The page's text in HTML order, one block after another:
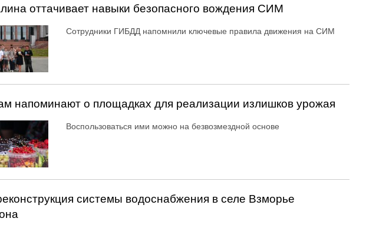
оттачивает навыки безопасного вождения СИМ
Сотрудники ГИБДД напомнили ключевые правила движения на СИМ
напоминают о площадках для реализации излишков урожая
Воспользоваться ими можно на безвозмездной основе
системы водоснабжения в селе Взморье